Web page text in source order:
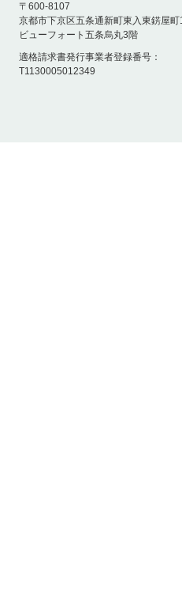
〒600-8107
京都市下京区五条通新町東入東錺屋町
ビューフォート五条烏丸3階
適格請求書発行事業者登録番号：
T1130005012349